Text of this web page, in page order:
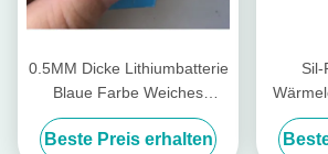
0.5MM Dicke Lithiumbatterie
Blaue Farbe Weiches
Wärmeleitendes Silikon Pad
Beste Preis erhalten
Sil-
Pad